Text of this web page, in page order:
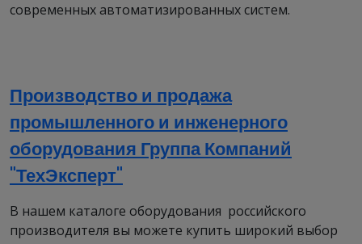
современных автоматизированных систем.
Производство и продажа
промышленного и инженерного
оборудования Группа Компаний
"ТехЭксперт"
В нашем каталоге оборудования российского
производителя вы можете купить широкий выбор